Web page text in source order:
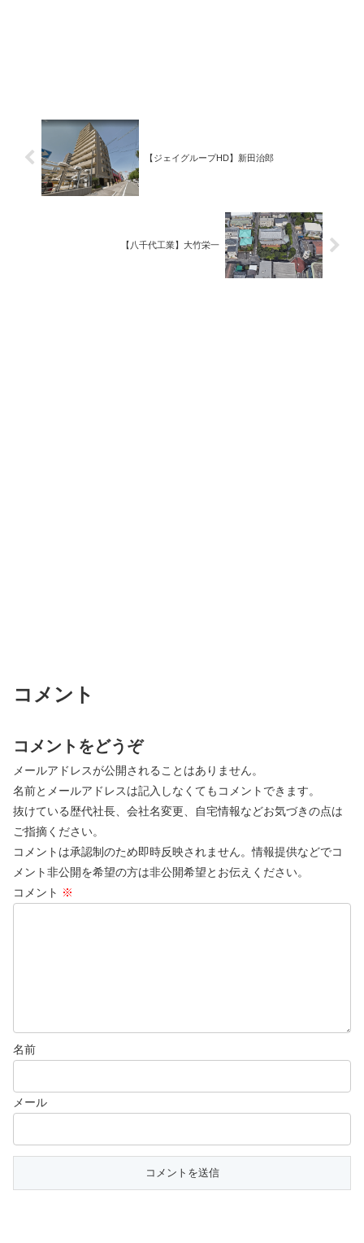
【ジェイグループHD】新田治郎
【八千代工業】大竹栄一
コメント
コメントをどうぞ
メールアドレスが公開されることはありません。
名前とメールアドレスは記入しなくてもコメントできます。
抜けている歴代社長、会社名変更、自宅情報などお気づきの点は
ご指摘ください。
コメントは承認制のため即時反映されません。情報提供などでコ
メント非公開を希望の方は非公開希望とお伝えください。
コメント ※
名前
メール